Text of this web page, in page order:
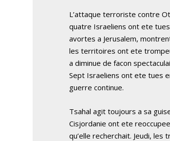
L’attaque terroriste contre
quatre Israeliens ont ete
avortes a Jerusalem,
les territoires ont ete
a diminue de facon
Sept Israeliens ont ete tues
guerre continue.
Tsahal agit toujours a sa
Cisjordanie ont ete
qu’elle recherchait. Jeudi,